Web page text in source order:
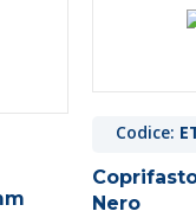
Codice:
Nero